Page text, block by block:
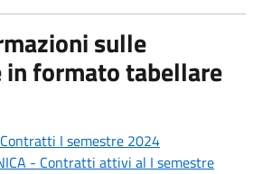
sulle
in formato tabellare
I semestre 2024
- Contratti attivi al I semestre